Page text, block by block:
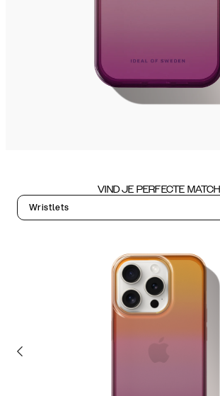
VIND JE PERFECTE MATCH
Wristlets